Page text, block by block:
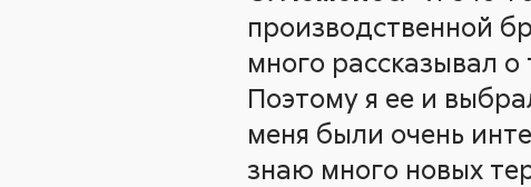
производственной
много рассказывал о
Поэтому я ее и
меня были очень
знаю много новых